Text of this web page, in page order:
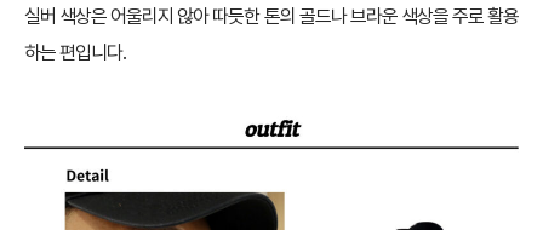
실버 색상은 어울리지 않아 따듯한 톤의 골드나 브라운 색상을 주로 활용
하는 편입니다.